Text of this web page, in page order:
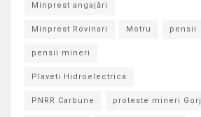
Minprest angajări
Minprest Rovinari Motru pensii
pensii mineri
Plaveti Hidroelectrica
PNRR Carbune proteste mineri Gorj